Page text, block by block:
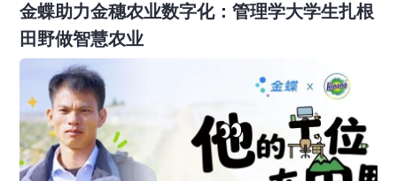
金蝶助力金穗农业数字化：管理学大学生扎根
田野做智慧农业